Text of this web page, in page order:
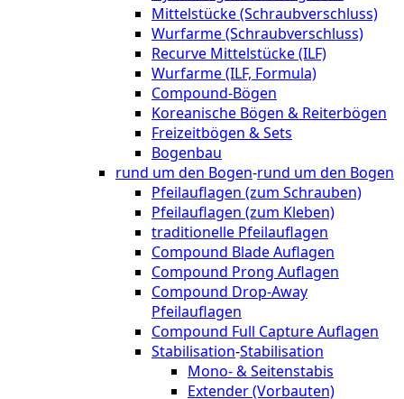
Mittelstücke (Schraubverschluss)
Wurfarme (Schraubverschluss)
Recurve Mittelstücke (ILF)
Wurfarme (ILF, Formula)
Compound-Bögen
Koreanische Bögen & Reiterbögen
Freizeitbögen & Sets
Bogenbau
rund um den Bogen-rund um den Bogen
Pfeilauflagen (zum Schrauben)
Pfeilauflagen (zum Kleben)
traditionelle Pfeilauflagen
Compound Blade Auflagen
Compound Prong Auflagen
Compound Drop-Away
Pfeilauflagen
Compound Full Capture Auflagen
Stabilisation-Stabilisation
Mono- & Seitenstabis
Extender (Vorbauten)